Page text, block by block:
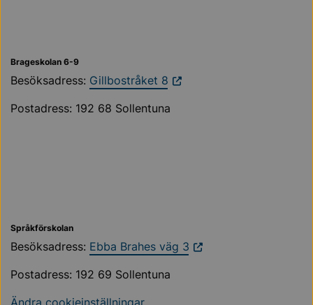
Brageskolan 6-9
Besöksadress: Gillbostråket 8
Postadress: 192 68 Sollentuna
Språkförskolan
Besöksadress: Ebba Brahes väg 3
Postadress: 192 69 Sollentuna
Ändra cookieinställningar